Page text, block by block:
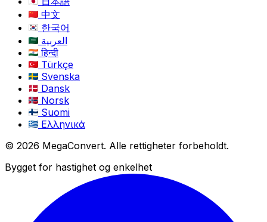
中文
한국어
العربية
हिन्दी
Türkçe
Svenska
Dansk
Norsk
Suomi
Ελληνικά
© 2026 MegaConvert. Alle rettigheter forbeholdt.
Bygget for hastighet og enkelhet